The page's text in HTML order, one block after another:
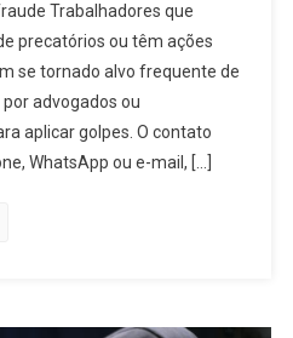
Trabalhadores que
precatórios ou têm ações
se tornado alvo frequente de
advogados ou
aplicar golpes. O contato
WhatsApp ou e-mail, […]